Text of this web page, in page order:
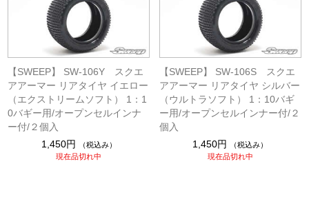
【SWEEP】 SW-106Y スクエ
アアーマー リアタイヤ イエロー
（エクストリームソフト） 1：1
0バギー用/オープンセルインナ
ー付/２個入
1,450円
（税込み）
現在品切れ中
【SWEEP】 SW-106S スクエ
アアーマー リアタイヤ シルバー
（ウルトラソフト） 1：10バギ
ー用/オープンセルインナー付/２
個入
1,450円
（税込み）
現在品切れ中